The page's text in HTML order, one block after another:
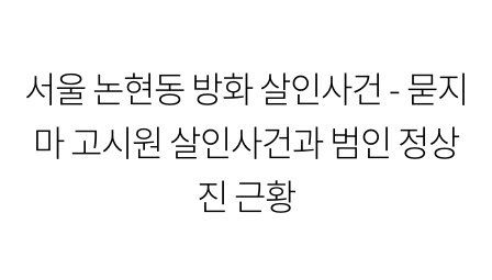
서울 논현동 방화 살인사건 - 묻지
마 고시원 살인사건과 범인 정상
진 근황